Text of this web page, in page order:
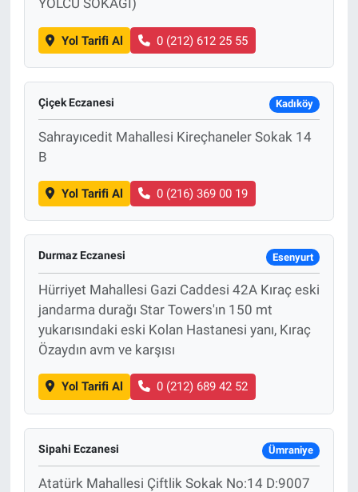
YOLCU SOKAĞI)
Yol Tarifi Al 0 (212) 612 25 55
Çiçek Eczanesi Kadıköy
Sahrayıcedit Mahallesi Kireçhaneler Sokak 14
B
Yol Tarifi Al 0 (216) 369 00 19
Durmaz Eczanesi Esenyurt
Hürriyet Mahallesi Gazi Caddesi 42A Kıraç eski
jandarma durağı Star Towers'ın 150 mt
yukarısındaki eski Kolan Hastanesi yanı, Kıraç
Özaydın avm ve karşısı
Yol Tarifi Al 0 (212) 689 42 52
Sipahi Eczanesi Ümraniye
Atatürk Mahallesi Çiftlik Sokak No:14 D:9007